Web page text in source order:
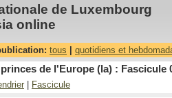
de Luxembourg
online
tous quotidiens et
de l'Europe (la) : Fascicule
Fascicule